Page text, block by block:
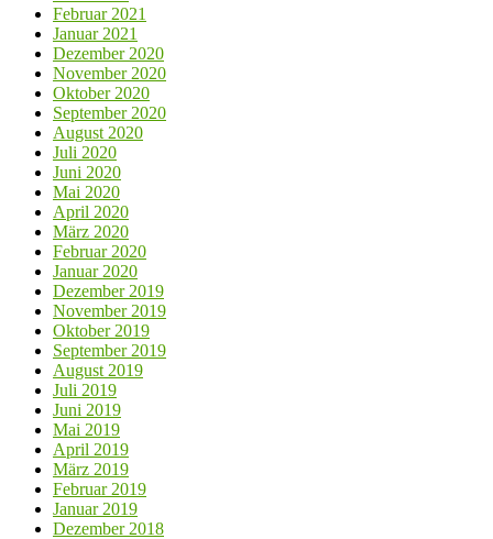
Februar 2021
Januar 2021
Dezember 2020
November 2020
Oktober 2020
September 2020
August 2020
Juli 2020
Juni 2020
Mai 2020
April 2020
März 2020
Februar 2020
Januar 2020
Dezember 2019
November 2019
Oktober 2019
September 2019
August 2019
Juli 2019
Juni 2019
Mai 2019
April 2019
März 2019
Februar 2019
Januar 2019
Dezember 2018